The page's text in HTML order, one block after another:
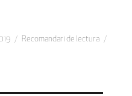
Categorii
Recomandari de lectura